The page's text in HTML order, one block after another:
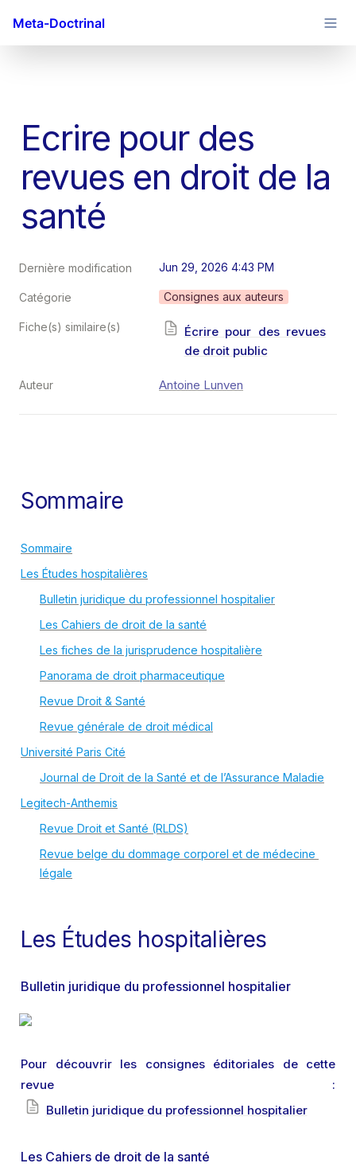
Meta-Doctrinal
Ecrire pour des
revues en droit de la
santé
Dernière modification Jun 29, 2026 4:43 PM
Catégorie Consignes aux auteurs
Fiche(s) similaire(s)
Écrire pour des revues
de droit public
Auteur Antoine Lunven
Sommaire
Sommaire
Les Études hospitalières
Bulletin juridique du professionnel hospitalier
Les Cahiers de droit de la santé
Les fiches de la jurisprudence hospitalière
Panorama de droit pharmaceutique
Revue Droit & Santé
Revue générale de droit médical
Université Paris Cité
Journal de Droit de la Santé et de l’Assurance Maladie
Legitech-Anthemis
Revue Droit et Santé (RLDS)
Revue belge du dommage corporel et de médecine
légale
Les Études hospitalières
Bulletin juridique du professionnel hospitalier
Pour découvrir les consignes éditoriales de cette
revue :
Bulletin juridique du professionnel hospitalier
Les Cahiers de droit de la santé